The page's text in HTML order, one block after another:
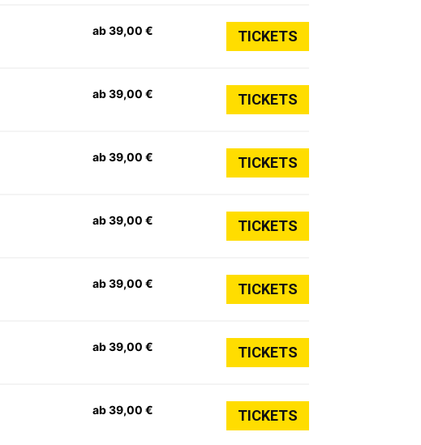
ab 39,00 € TICKETS
ab 39,00 € TICKETS
ab 39,00 € TICKETS
ab 39,00 € TICKETS
ab 39,00 € TICKETS
ab 39,00 € TICKETS
ab 39,00 € TICKETS